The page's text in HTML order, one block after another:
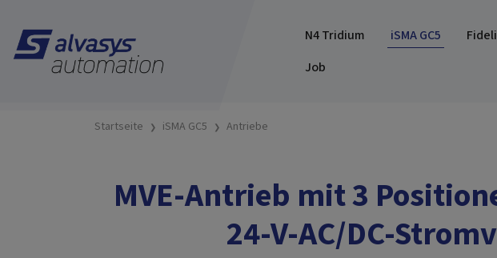
N4 Tridium iSMA GC5
Job
Startseite iSMA GC5 Antriebe
MVE-Antrieb mit 3
24-V-AC/DC-